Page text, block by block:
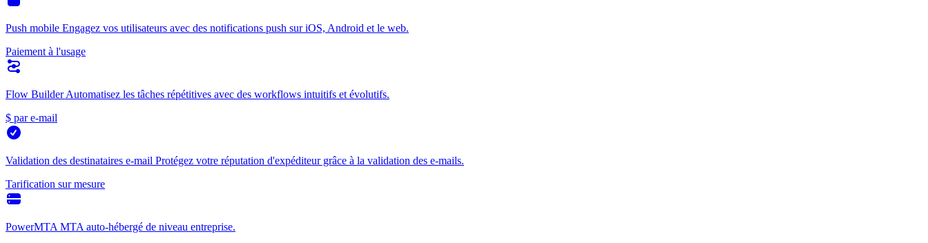
Push mobile Engagez vos utilisateurs avec des notifications push sur iOS, Android et le web.
Paiement à l'usage
Flow Builder Automatisez les tâches répétitives avec des workflows intuitifs et évolutifs.
$ par e-mail
Validation des destinataires e-mail Protégez votre réputation d'expéditeur grâce à la validation des e-mails.
Tarification sur mesure
PowerMTA MTA auto-hébergé de niveau entreprise.